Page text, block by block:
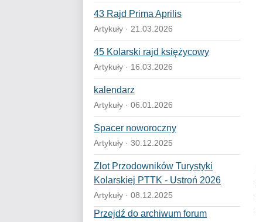
43 Rajd Prima Aprilis
Artykuły · 21.03.2026
45 Kolarski rajd księżycowy
Artykuły · 16.03.2026
kalendarz
Artykuły · 06.01.2026
Spacer noworoczny
Artykuły · 30.12.2025
Zlot Przodowników Turystyki
Kolarskiej PTTK - Ustroń 2026
Artykuły · 08.12.2025
Przejdź do archiwum forum